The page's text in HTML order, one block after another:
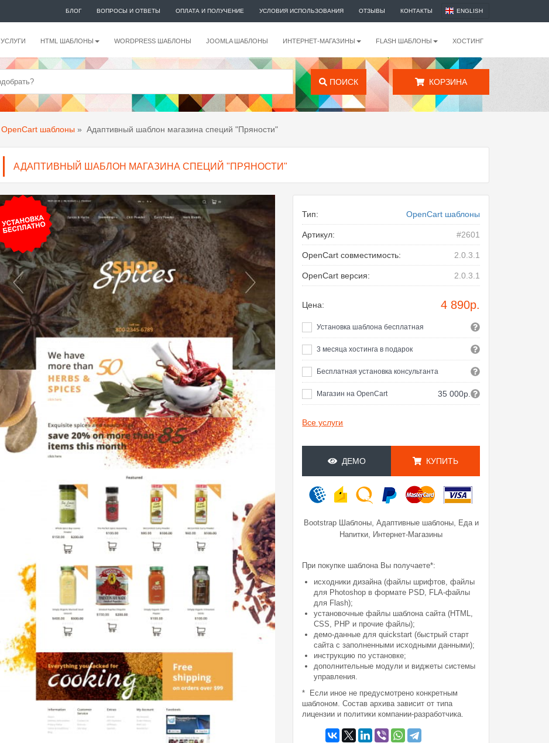
БЛОГ ВОПРОСЫ И ОТВЕТЫ ОПЛАТА И ПОЛУЧЕНИЕ УСЛОВИЯ ИСПОЛЬЗОВАНИЯ ОТЗЫВЫ КОНТАКТЫ ENGLISH
УСЛУГИ HTML ШАБЛОНЫ WORDPRESS ШАБЛОНЫ JOOMLA ШАБЛОНЫ ИНТЕРНЕТ-МАГАЗИНЫ FLASH ШАБЛОНЫ ХОСТИНГ
ПОИСК КОРЗИНА
OpenCart шаблоны » Адаптивный шаблон магазина специй "Пряности"
АДАПТИВНЫЙ ШАБЛОН МАГАЗИНА СПЕЦИЙ "ПРЯНОСТИ"
Тип: OpenCart шаблоны
Артикул: #2601
OpenCart совместимость: 2.0.3.1
OpenCart версия: 2.0.3.1
Цена: 4 890р.
Установка шаблона бесплатная
3 месяца хостинга в подарок
Бесплатная установка консультанта
Магазин на OpenCart 35 000р.
Все услуги
ДЕМО КУПИТЬ
Bootstrap Шаблоны, Адаптивные шаблоны,
Еда и
Напитки
Интернет-Магазины
При покупке шаблона Вы получаете*:
исходники дизайна (файлы шрифтов, файлы
для Photoshop в формате PSD, FLA-файлы
для Flash);
установочные файлы шаблона сайта (HTML,
CSS, PHP и прочие файлы);
демо-данные для quickstart (быстрый старт
сайта с заполненными исходными данными);
инструкцию по установке;
дополнительные модули и виджеты системы
управления.
* Если иное не предусмотрено конкретным
шаблоном. Состав архива зависит от типа
лицензии и политики компании-разработчика.